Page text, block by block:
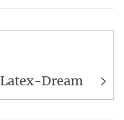
Latex-Dream